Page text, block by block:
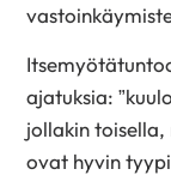
ajatuksia:
jollakin toisella,
ovat hyvin